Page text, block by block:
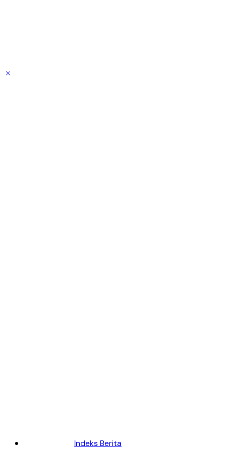
Indeks Berita